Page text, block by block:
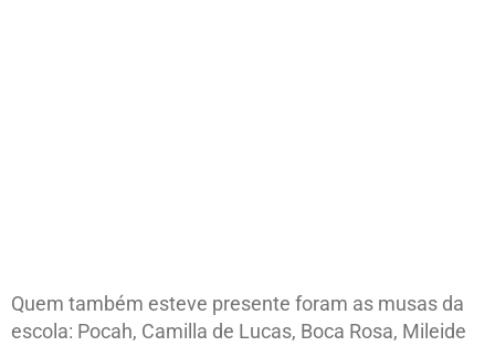
Quem também esteve presente foram as musas da
escola: Pocah, Camilla de Lucas, Boca Rosa, Mileide